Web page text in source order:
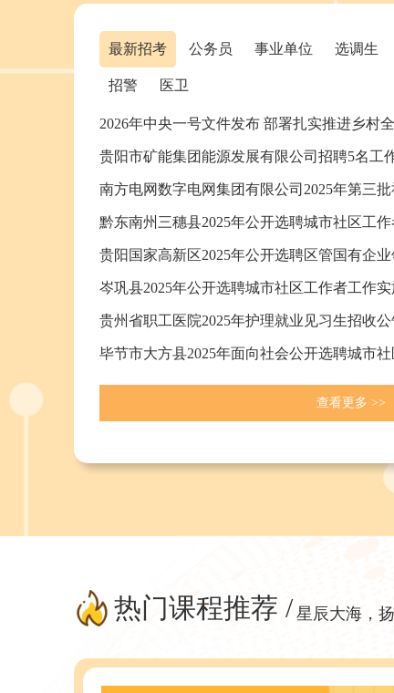
最新招考 公务员 事业单位 选调生
招警 医卫
2026年中央一号文件发布 部署扎实推进乡村
贵阳市矿能集团能源发展有限公司招聘5名工
南方电网数字电网集团有限公司2025年第三
黔东南州三穗县2025年公开选聘城市社区工
岑巩县2025年公开选聘城市社区工作者工作
贵州省职工医院2025年护理就业见习生招收公
查看更多 >>
热门课程推荐 / 星辰大海，